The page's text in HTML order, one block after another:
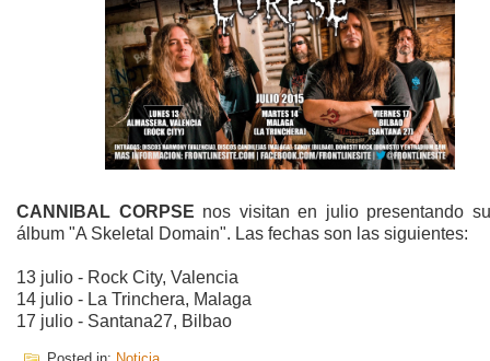
CANNIBAL CORPSE nos visitan en julio presentando
álbum "A Skeletal Domain". Las fechas son las siguientes:
13 julio - Rock City, Valencia
14 julio - La Trinchera, Malaga
17 julio - Santana27, Bilbao